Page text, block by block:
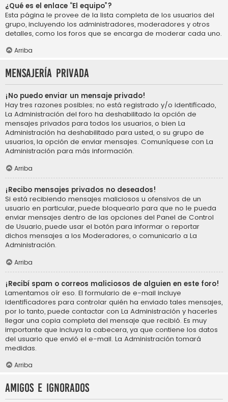
¿Qué es el enlace “El equipo”?
Esta página le provee de la lista completa de los usuarios del
grupo, incluyendo los administradores, moderadores y otros
detalles, como los foros que se encarga de moderar cada uno.
Arriba
Mensajería privada
¡No puedo enviar un mensaje privado!
Hay tres razones posibles; no está registrado y/o identificado,
La Administración del foro ha deshabilitado la opción de
mensajes privados para todos los usuarios, o bien La
Administración ha deshabilitado para usted, o su grupo de
usuarios, la opción de enviar mensajes. Comuníquese con La
Administración para más información.
Arriba
¡Recibo mensajes privados no deseados!
Si está recibiendo mensajes maliciosos u ofensivos de un
usuario en particular, puede bloquearlo para que no le pueda
enviar mensajes dentro de las opciones del Panel de Control
de Usuario, puede usar el botón para informar o reportar
dichos mensajes a los Moderadores, o comunicarlo a La
Administración.
Arriba
¡Recibí spam o correos maliciosos de alguien en este foro!
Lamentamos oír eso. El formulario de e-mail incluye
identificadores para controlar quién ha enviado tales mensajes,
por lo tanto, puede contactar con La Administración y hacerles
llegar una copia completa del mensaje que recibió. Es muy
importante que incluya la cabecera, ya que contiene los datos
del usuario que envió el e-mail. La Administración tomará
medidas.
Arriba
Amigos e Ignorados